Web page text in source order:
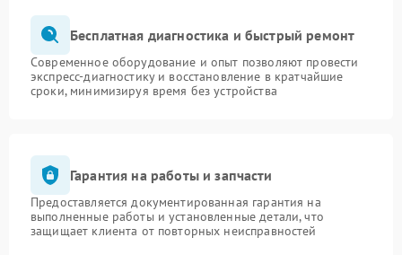
Бесплатная диагностика и быстрый ремонт
Современное оборудование и опыт позволяют провести
экспресс-диагностику и восстановление в кратчайшие
сроки, минимизируя время без устройства
Гарантия на работы и запчасти
Предоставляется документированная гарантия на
выполненные работы и установленные детали, что
защищает клиента от повторных неисправностей